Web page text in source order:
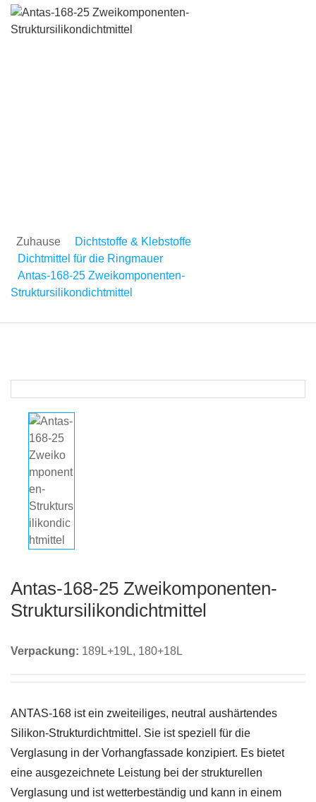
Zuhause
Dichtstoffe & Klebstoffe
Dichtmittel für die Ringmauer
Antas-168-25 Zweikomponenten-
Struktursilikondichtmittel
Antas-168-25 Zweikomponenten-
Struktursilikondichtmittel
Verpackung: 189L+19L, 180+18L
ANTAS-168 ist ein zweiteiliges, neutral aushärtendes
Silikon-Strukturdichtmittel. Sie ist speziell für die
Verglasung in der Vorhangfassade konzipiert. Es bietet
eine ausgezeichnete Leistung bei der strukturellen
Verglasung und ist wetterbeständig und kann in einem